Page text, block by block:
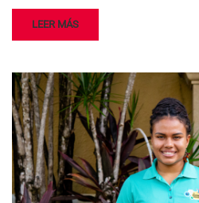
LEER MÁS